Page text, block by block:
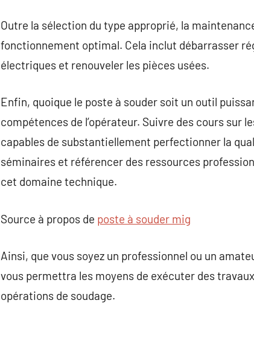
Outre la sélection du type approprié, la
fonctionnement optimal. Cela inclut débarrasser
électriques et renouveler les pièces usées.
Enfin, quoique le poste à souder soit un outil
compétences de l’opérateur. Suivre des cours sur
capables de substantiellement perfectionner la
séminaires et référencer des ressources
cet domaine technique.
Source à propos de poste à souder mig
Ainsi, que vous soyez un professionnel ou un
vous permettra les moyens de exécuter des
opérations de soudage.